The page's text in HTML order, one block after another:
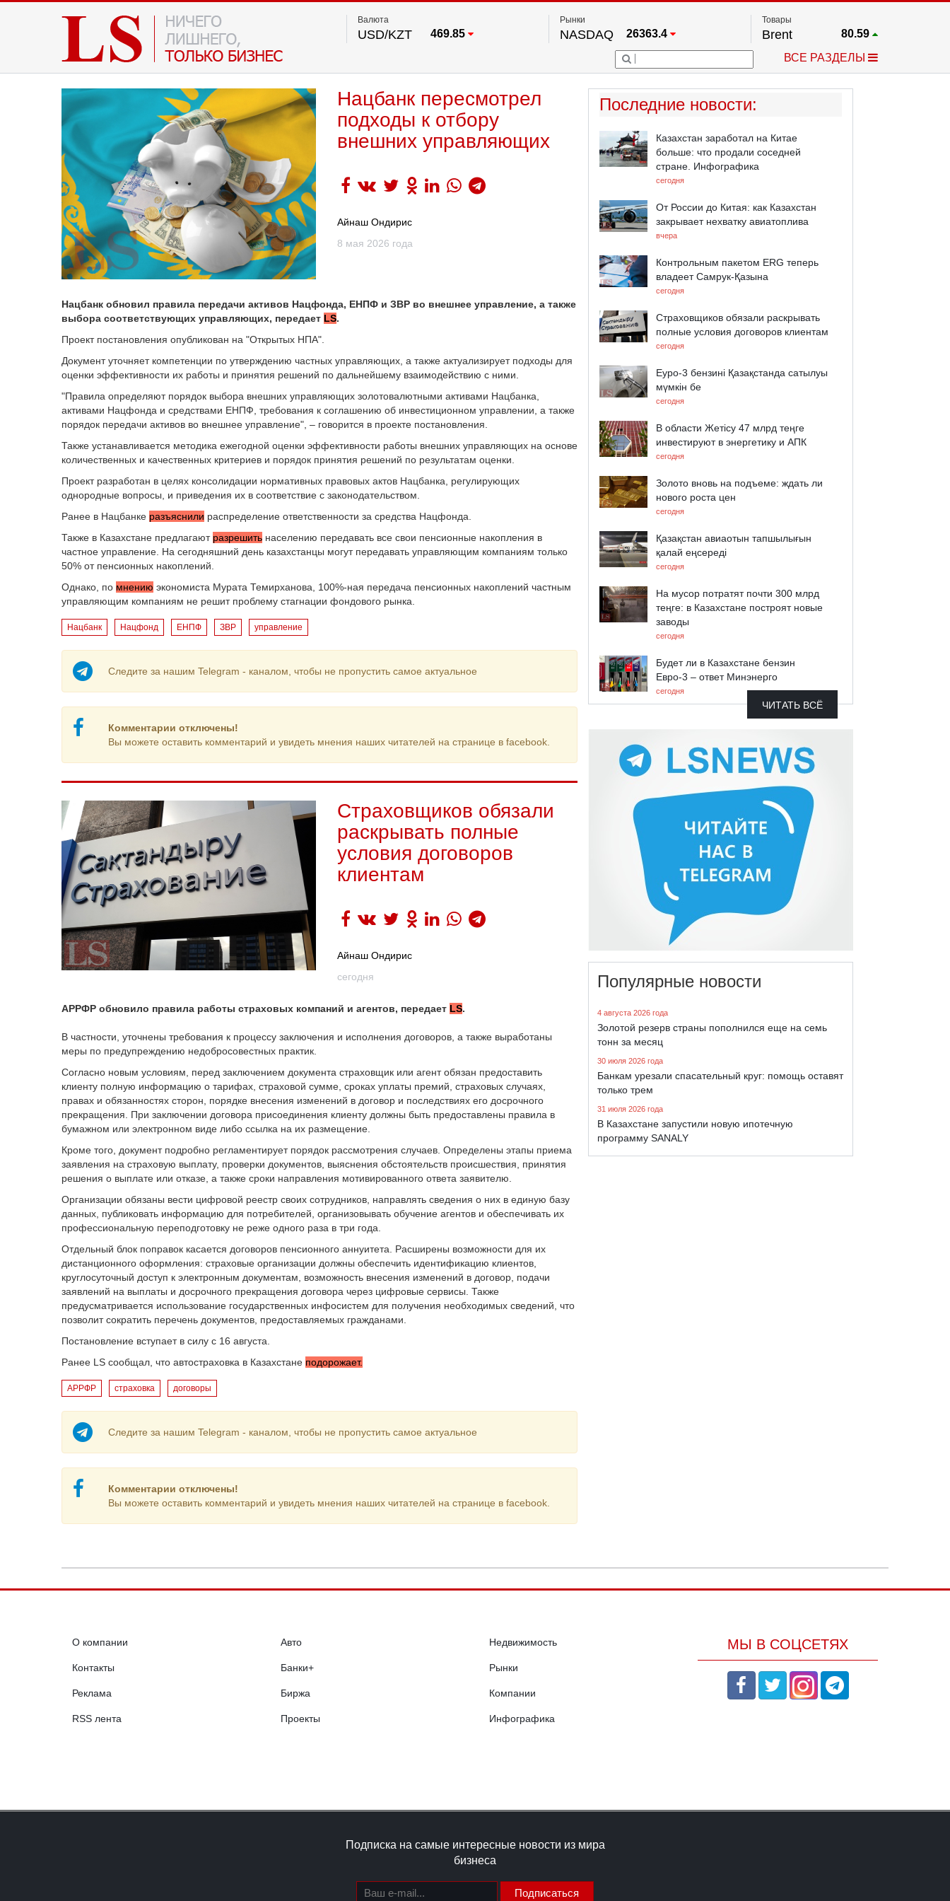
Валюта
USD/KZT 469.85
Рынки
NASDAQ 26363.4
FTSE 100 67.17
54349.1
S&P 500
24513.8
Товары
Brent 80.59
Платина
2.659
ВСЕ РАЗДЕЛЫ
Нацбанк пересмотрел
подходы к отбору
внешних управляющих
Айнаш Ондирис
8 мая 2026 года
Нацбанк обновил правила передачи активов Нацфонда, ЕНПФ и ЗВР во внешнее управление, а также
выбора соответствующих управляющих, передает LS.
Проект постановления опубликован на "Открытых НПА".
Документ уточняет компетенции по утверждению частных управляющих, а также актуализирует подходы для
оценки эффективности их работы и принятия решений по дальнейшему взаимодействию с ними.
"Правила определяют порядок выбора внешних управляющих золотовалютными активами Нацбанка,
активами Нацфонда и средствами ЕНПФ, требования к соглашению об инвестиционном управлении, а также
порядок передачи активов во внешнее управление", – говорится в проекте постановления.
Также устанавливается методика ежегодной оценки эффективности работы внешних управляющих на основе
количественных и качественных критериев и порядок принятия решений по результатам оценки.
Проект разработан в целях консолидации нормативных правовых актов Нацбанка, регулирующих
однородные вопросы, и приведения их в соответствие с законодательством.
Ранее в Нацбанке разъяснили распределение ответственности за средства Нацфонда.
Также в Казахстане предлагают разрешить населению передавать все свои пенсионные накопления в
частное управление. На сегодняшний день казахстанцы могут передавать управляющим компаниям только
50% от пенсионных накоплений.
Однако, по мнению экономиста Мурата Темирханова, 100%-ная передача пенсионных накоплений частным
управляющим компаниям не решит проблему стагнации фондового рынка.
Нацбанк Нацфонд ЕНПФ ЗВР управление
Следите за нашим Telegram - каналом, чтобы не пропустить самое актуальное
Комментарии отключены!
Вы можете оставить комментарий и увидеть мнения наших читателей на странице в facebook.
Страховщиков обязали
раскрывать полные
условия договоров
клиентам
Айнаш Ондирис
сегодня
АРРФР обновило правила работы страховых компаний и агентов, передает LS.
В частности, уточнены требования к процессу заключения и исполнения договоров, а также выработаны
меры по предупреждению недобросовестных практик.
Согласно новым условиям, перед заключением документа страховщик или агент обязан предоставить
клиенту полную информацию о тарифах, страховой сумме, сроках уплаты премий, страховых случаях,
правах и обязанностях сторон, порядке внесения изменений в договор и последствиях его досрочного
прекращения. При заключении договора присоединения клиенту должны быть предоставлены правила в
бумажном или электронном виде либо ссылка на их размещение.
Кроме того, документ подробно регламентирует порядок рассмотрения случаев. Определены этапы приема
заявления на страховую выплату, проверки документов, выяснения обстоятельств происшествия, принятия
решения о выплате или отказе, а также сроки направления мотивированного ответа заявителю.
Организации обязаны вести цифровой реестр своих сотрудников, направлять сведения о них в единую базу
данных, публиковать информацию для потребителей, организовывать обучение агентов и обеспечивать их
профессиональную переподготовку не реже одного раза в три года.
Отдельный блок поправок касается договоров пенсионного аннуитета. Расширены возможности для их
дистанционного оформления: страховые организации должны обеспечить идентификацию клиентов,
круглосуточный доступ к электронным документам, возможность внесения изменений в договор, подачи
заявлений на выплаты и досрочного прекращения договора через цифровые сервисы. Также
предусматривается использование государственных инфосистем для получения необходимых сведений, что
позволит сократить перечень документов, предоставляемых гражданами.
Постановление вступает в силу с 16 августа.
Ранее LS сообщал, что автостраховка в Казахстане подорожает.
АРРФР страховка договоры
Следите за нашим Telegram - каналом, чтобы не пропустить самое актуальное
Комментарии отключены!
Вы можете оставить комментарий и увидеть мнения наших читателей на странице в facebook.
Последние новости:
Казахстан заработал на Китае
больше: что продали соседней
стране. Инфографика
сегодня
От России до Китая: как Казахстан
закрывает нехватку авиатоплива
вчера
Контрольным пакетом ERG теперь
владеет Самрук-Қазына
сегодня
Страховщиков обязали раскрывать
полные условия договоров клиентам
сегодня
Еуро-3 бензині Қазақстанда сатылуы
мүмкін бе
сегодня
В области Жетісу 47 млрд теңге
инвестируют в энергетику и АПК
сегодня
Золото вновь на подъеме: ждать ли
нового роста цен
сегодня
Қазақстан авиаотын тапшылығын
қалай еңсереді
сегодня
На мусор потратят почти 300 млрд
теңге: в Казахстане построят новые
заводы
сегодня
Будет ли в Казахстане бензин
Евро-3 – ответ Минэнерго
сегодня
ЧИТАТЬ ВСЁ
Популярные новости
4 августа 2026 года
Золотой резерв страны пополнился еще на семь
тонн за месяц
30 июля 2026 года
Банкам урезали спасательный круг: помощь оставят
только трем
31 июля 2026 года
В Казахстане запустили новую ипотечную
программу SANALY
О компании
Контакты
Реклама
RSS лента
Авто
Банки+
Биржа
Проекты
Недвижимость
Рынки
Компании
Инфографика
МЫ В СОЦСЕТЯХ
Подписка на самые интересные новости из мира
бизнеса
Подписаться